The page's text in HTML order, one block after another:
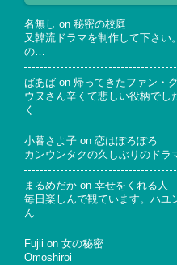
名無し on 秘密の校庭
又韓流ドラマを制作して下さ
の…
ばあば on 帰ってきたファン・
ウヌさん辛くて悲しい役柄でし
く…
小暮さよ子 on 恋はぽろぽろ
カンウンタクの久しぶりのドラ
まるめだか on 幸せをくれる人
毎日楽しんで観ています。ハユ
ん…
Fujii on 女の秘密
Omoshiroi